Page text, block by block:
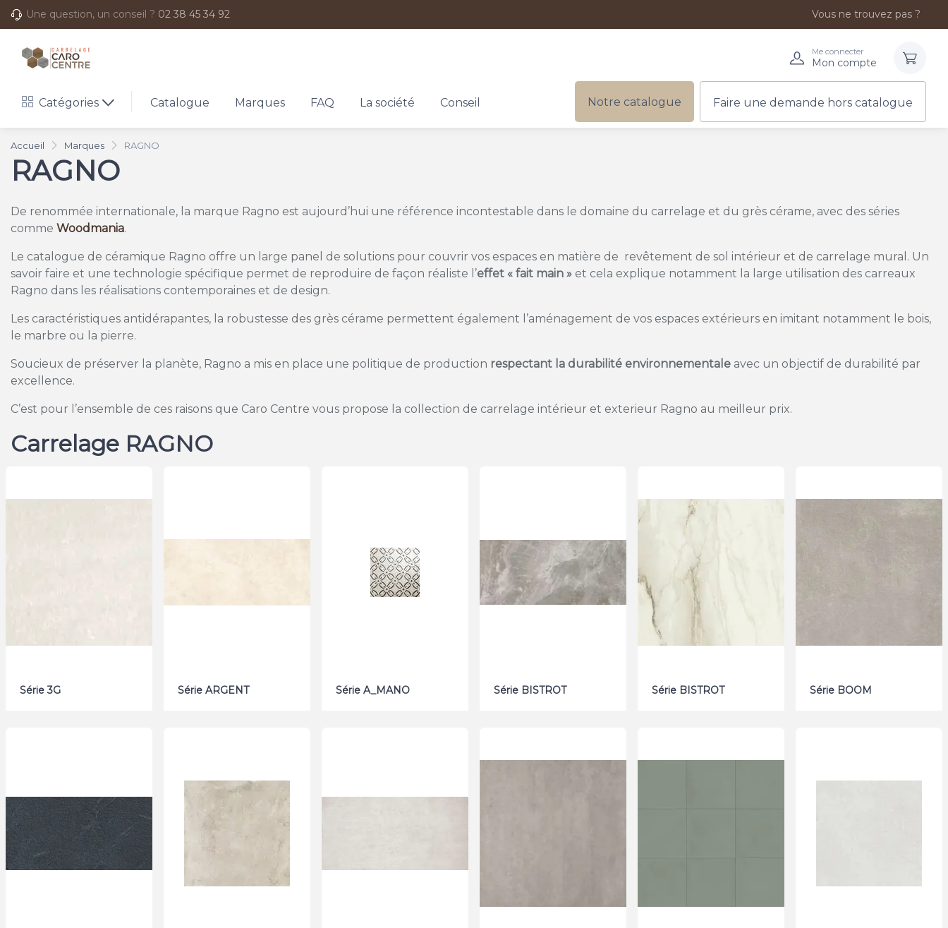
Une question, un conseil ? 02 38 45 34 92 Vous ne trouvez pas ?
Me connecter
Mon compte
Catégories Catalogue Marques FAQ La société Conseil Notre catalogue Faire une demande hors catalogue
Accueil Marques RAGNO
RAGNO
De renommée internationale, la marque Ragno est aujourd’hui une référence incontestable dans le domaine du carrelage et du grès cérame, avec des séries
comme Woodmania.
Le catalogue de céramique Ragno offre un large panel de solutions pour couvrir vos espaces en matière de revêtement de sol intérieur et de carrelage mural. Un
savoir faire et une technologie spécifique permet de reproduire de façon réaliste l’effet « fait main » et cela explique notamment la large utilisation des carreaux
Ragno dans les réalisations contemporaines et de design.
Les caractéristiques antidérapantes, la robustesse des grès cérame permettent également l’aménagement de vos espaces extérieurs en imitant notamment le bois,
le marbre ou la pierre.
Soucieux de préserver la planète, Ragno a mis en place une politique de production respectant la durabilité environnementale avec un objectif de durabilité par
excellence.
C’est pour l’ensemble de ces raisons que Caro Centre vous propose la collection de carrelage intérieur et exterieur Ragno au meilleur prix.
Carrelage RAGNO
Série 3G Série ARGENT Série A_MANO Série BISTROT Série BISTROT Série BOOM